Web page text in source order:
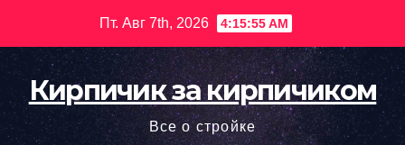
содержимому
Пт. Авг 7th, 2026 4:15:56 AM
Кирпичик за кирпичиком
Все о стройке